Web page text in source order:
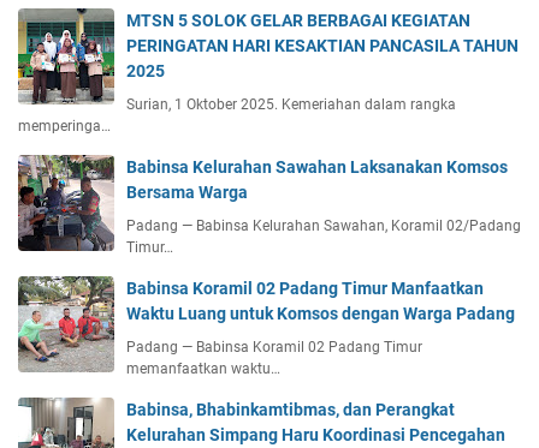
MTSN 5 SOLOK GELAR BERBAGAI KEGIATAN
PERINGATAN HARI KESAKTIAN PANCASILA TAHUN
2025
Surian, 1 Oktober 2025. Kemeriahan dalam rangka
memperinga…
Babinsa Kelurahan Sawahan Laksanakan Komsos
Bersama Warga
Padang — Babinsa Kelurahan Sawahan, Koramil 02/Padang
Timur…
Babinsa Koramil 02 Padang Timur Manfaatkan
Waktu Luang untuk Komsos dengan Warga Padang
Padang — Babinsa Koramil 02 Padang Timur
memanfaatkan waktu…
Babinsa, Bhabinkamtibmas, dan Perangkat
Kelurahan Simpang Haru Koordinasi Pencegahan